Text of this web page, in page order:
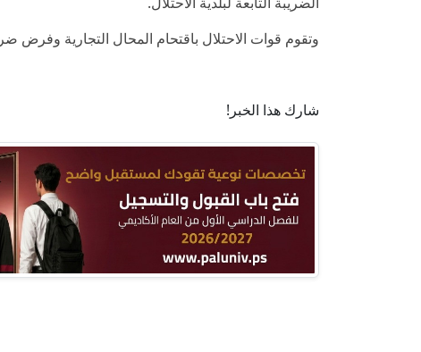
وتقوم قوات الاحتلال باقتحام المحال التجارية
شارك هذا الخبر!